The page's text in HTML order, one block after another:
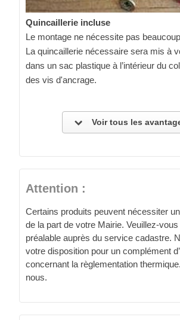
Quincaillerie incluse
Le montage ne nécessite pas
La quincaillerie nécessaire sera mis à
dans un sac plastique à l’intérieur du
des vis d'ancrage.
Voir tous les
Attention :
Certains produits peuvent nécessiter
de la part de votre Mairie. Veuillez-
préalable auprès du service cadastre.
votre disposition pour un complément
concernant la règlementation
nous.